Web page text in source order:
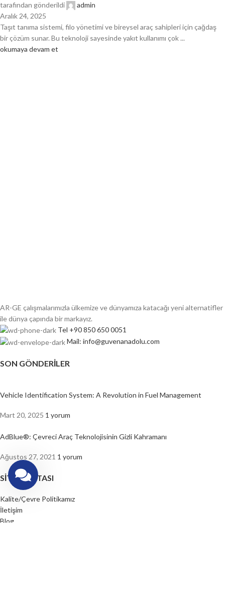
tarafından gönderildi
admin
Aralık 24, 2025
Taşıt tanıma sistemi, filo yönetimi ve bireysel araç sahipleri için çağdaş
bir çözüm sunar. Bu teknoloji sayesinde yakıt kullanımı çok ...
okumaya devam et
AR-GE çalışmalarımızla ülkemize ve dünyamıza katacağı yeni alternatifler
ile dünya çapında bir markayız.
Tel +90 850 650 0051
Mail: info@guvenanadolu.com
SON GÖNDERILER
Vehicle Identification System: A Revolution in Fuel Management
Mart 20, 2025 1 yorum
AdBlue®: Çevreci Araç Teknolojisinin Gizli Kahramanı
Ağustos 27, 2021 1 yorum
SITE HARITASI
Kalite/Çevre Politikamız
İletişim
Blog